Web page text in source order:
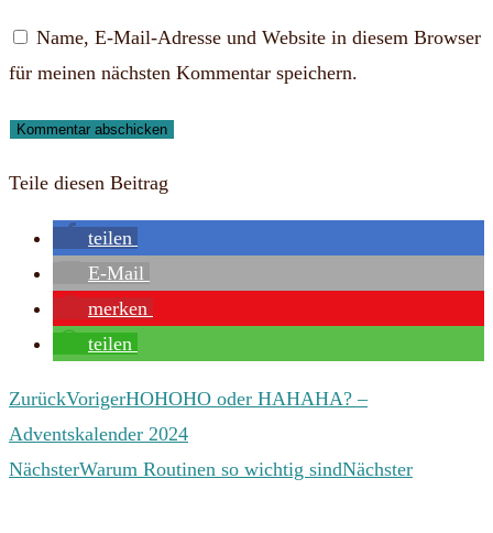
Benutzernamen
zum
Kommentieren
Mail-
Adresse
zum
ein
Website-
URL
ein
Name, E-Mail-Adresse und Website in diesem Browser
für meinen nächsten Kommentar speichern.
Teile diesen Beitrag
teilen
E-Mail
merken
teilen
ZurückVorigerHOHOHO oder HAHAHA? –
Adventskalender 2024
NächsterWarum Routinen so wichtig sindNächster